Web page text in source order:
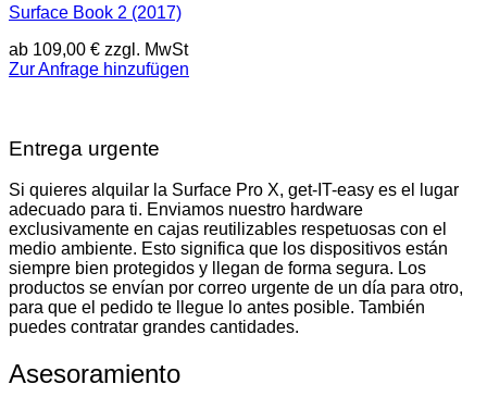
Surface Book 2 (2017)
ab 109,00 € zzgl. MwSt
Zur Anfrage hinzufügen
Entrega urgente
Si quieres alquilar la Surface Pro X, get-IT-easy es el lugar
adecuado para ti. Enviamos nuestro hardware
exclusivamente en cajas reutilizables respetuosas con el
medio ambiente. Esto significa que los dispositivos están
siempre bien protegidos y llegan de forma segura. Los
productos se envían por correo urgente de un día para otro,
para que el pedido te llegue lo antes posible. También
puedes contratar grandes cantidades.
Asesoramiento